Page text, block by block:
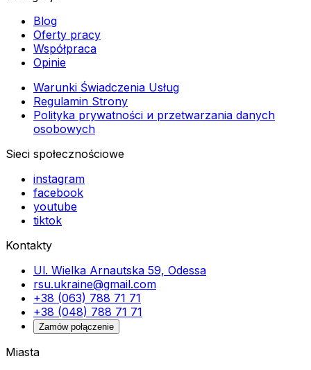
Blog
Oferty pracy
Współpraca
Opinie
Warunki Świadczenia Usług
Regulamin Strony
Polityka prywatności и przetwarzania danych
osobowych
Sieci społecznościowe
instagram
facebook
youtube
tiktok
Kontakty
Ul. Wielka Arnautska 59, Odessa
rsu.ukraine@gmail.com
+38 (063) 788 71 71
+38 (048) 788 71 71
Zamów połączenie
Miasta